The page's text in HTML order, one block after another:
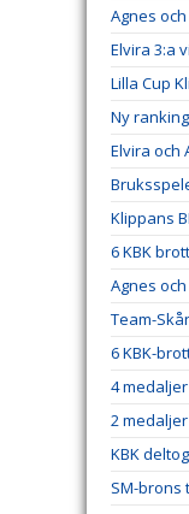
Agnes
Elvira 3:a
Lilla Cup
Ny
Elvira och
Klippans
6 KBK
Agnes
Team-
6 KBK-
4
2
KBK
SM-brons